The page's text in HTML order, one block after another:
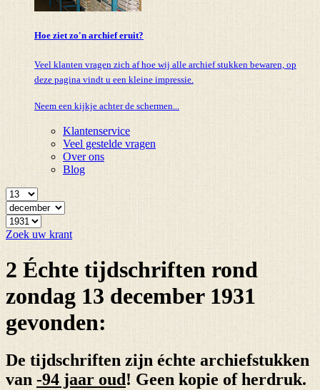
Hoe ziet zo'n archief eruit?
Veel klanten vragen zich af hoe wij alle archief stukken bewaren, op
deze pagina vindt u een kleine impressie.
Neem een kijkje achter de schermen...
Klantenservice
Veel gestelde vragen
Over ons
Blog
Zoek uw krant
2 Échte tijdschriften rond
zondag 13 december 1931
gevonden:
De tijdschriften zijn échte archiefstukken
van -94 jaar oud ! Geen kopie of herdruk.